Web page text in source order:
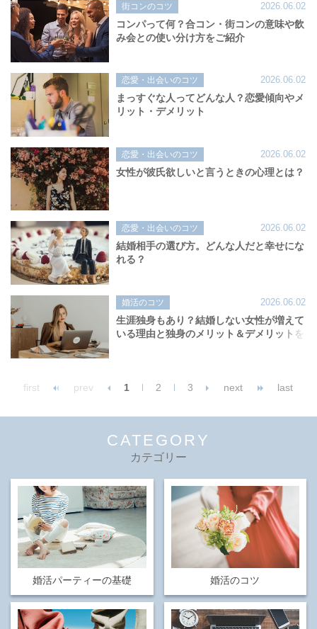
街コンのコツ 2026.06.02
コンパって何？合コン・街コンの意味や飲
み会との使い分け方をご紹介
恋愛・出会いのコツ 2026.06.02
まっすぐな人ってどんな人？恋愛傾向やメ
リット・デメリット
恋愛・出会いのコツ 2026.06.02
女性が彼氏欲しいと言うときの心理とは？
恋愛・出会いのコツ 2026.06.02
結婚相手の選び方。どんな人だと幸せにな
れる？
婚活のコツ 2026.06.02
生涯独身もあり？結婚しない女性が増えて
いる理由と独身のメリット＆デメリットを
first prev 1 2 3 next last
CATEGORY
カテゴリー
婚活パーティーの基礎 婚活のコツ